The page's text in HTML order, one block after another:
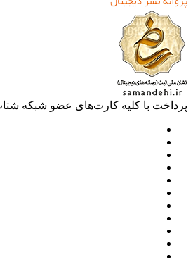
با کلیه کارت‌های عضو شبکه شتاب